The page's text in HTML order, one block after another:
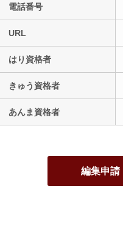
電話番号
URL
はり資格者
きゅう資格者
あんま資格者
編集申請